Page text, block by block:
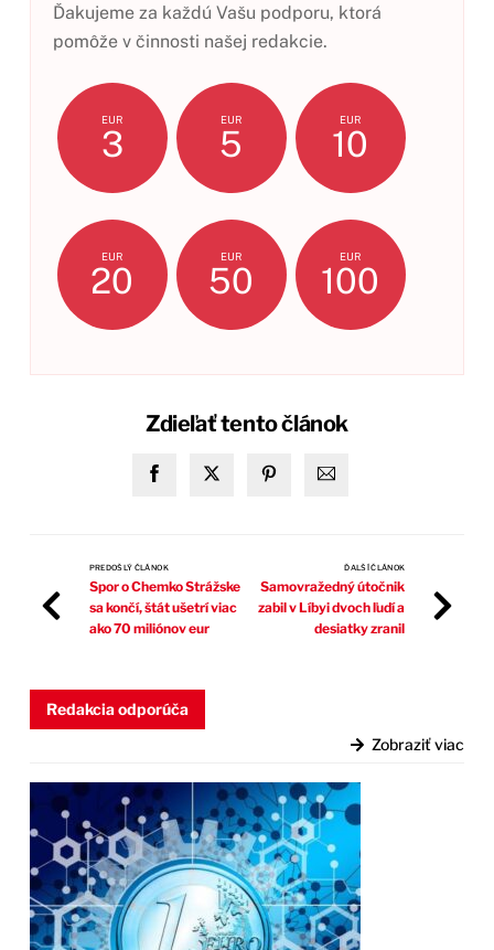
Ďakujeme za každú Vašu podporu, ktorá
pomôže v činnosti našej redakcie.
EUR
3
EUR
5
EUR
10
EUR
20
EUR
50
EUR
100
Zdieľať tento článok
PREDOŠLÝ ČLÁNOK
Spor o Chemko Strážske
sa končí, štát ušetrí viac
ako 70 miliónov eur
ĎALŠÍ ČLÁNOK
Samovražedný útočnik
zabil v Líbyi dvoch ľudí a
desiatky zranil
Redakcia odporúča
Zobraziť viac